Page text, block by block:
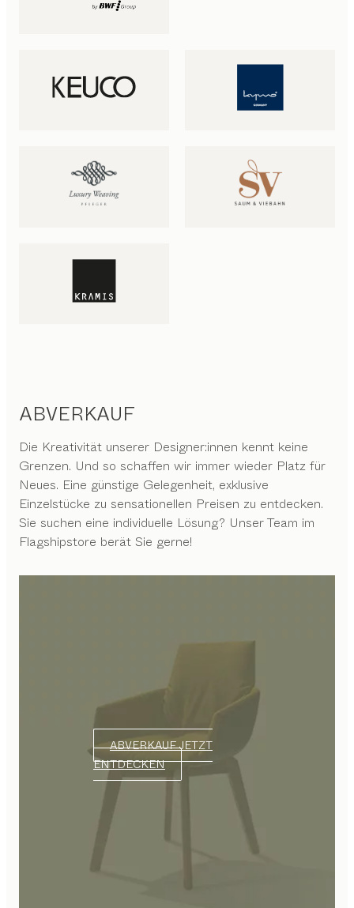
ABVERKAUF
Die Kreativität unserer Designer:innen kennt keine
Grenzen. Und so schaffen wir immer wieder Platz für
Neues. Eine günstige Gelegenheit, exklusive
Einzelstücke zu sensationellen Preisen zu entdecken.
Sie suchen eine individuelle Lösung? Unser Team im
Flagshipstore berät Sie gerne!
ABVERKAUF JETZT
ENTDECKEN